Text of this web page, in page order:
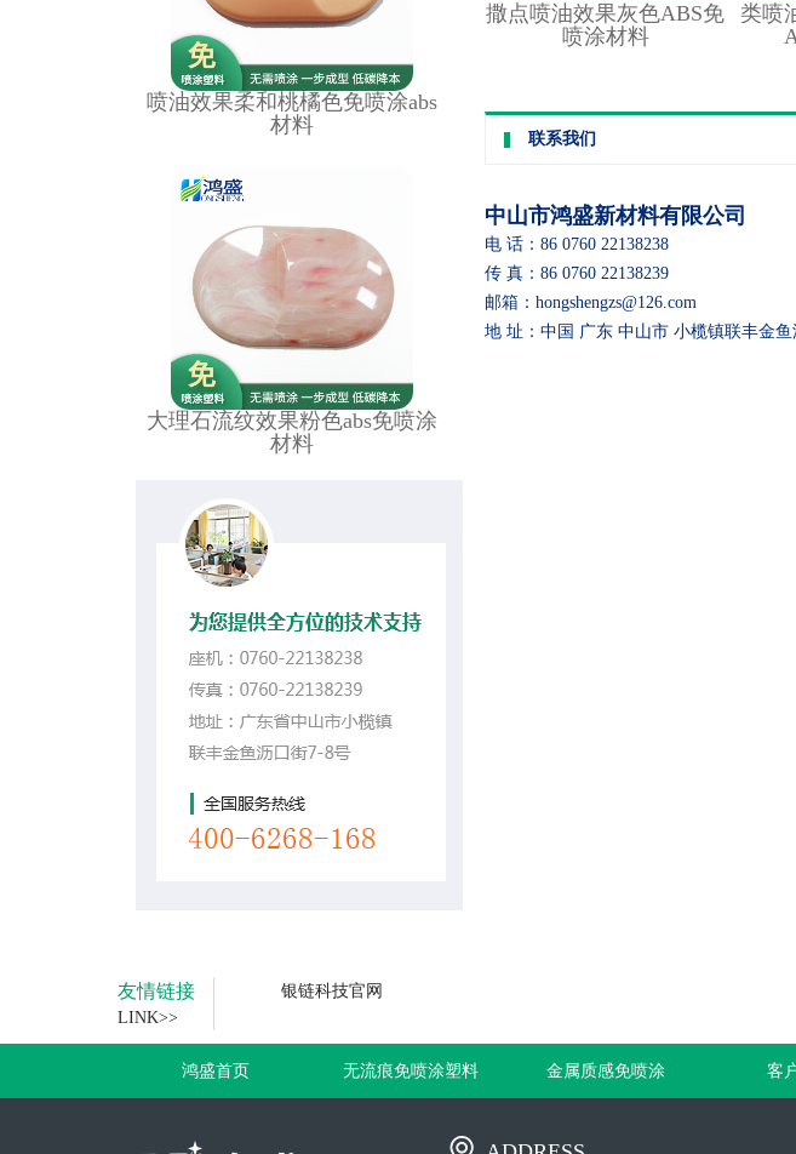
喷油效果柔和桃橘色免喷涂abs
材料
大理石流纹效果粉色abs免喷涂
材料
撒点喷油效果灰色ABS免
喷涂材料
类喷
联系我们
中山市鸿盛新材料有限公司
电 话：86 0760 22138238
传 真：86 0760 22138239
邮箱：hongshengzs@126.com
地 址：中国 广东 中山市 小榄镇联丰金鱼
友情链接
LINK>>
银链科技官网
鸿盛首页 无流痕免喷涂塑料 金属质感免喷涂 客